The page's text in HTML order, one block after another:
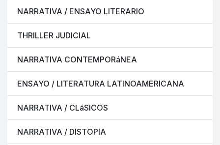
NARRATIVA / ENSAYO LITERARIO
THRILLER JUDICIAL
NARRATIVA CONTEMPORáNEA
ENSAYO / LITERATURA LATINOAMERICANA
NARRATIVA / CLáSICOS
NARRATIVA / DISTOPíA